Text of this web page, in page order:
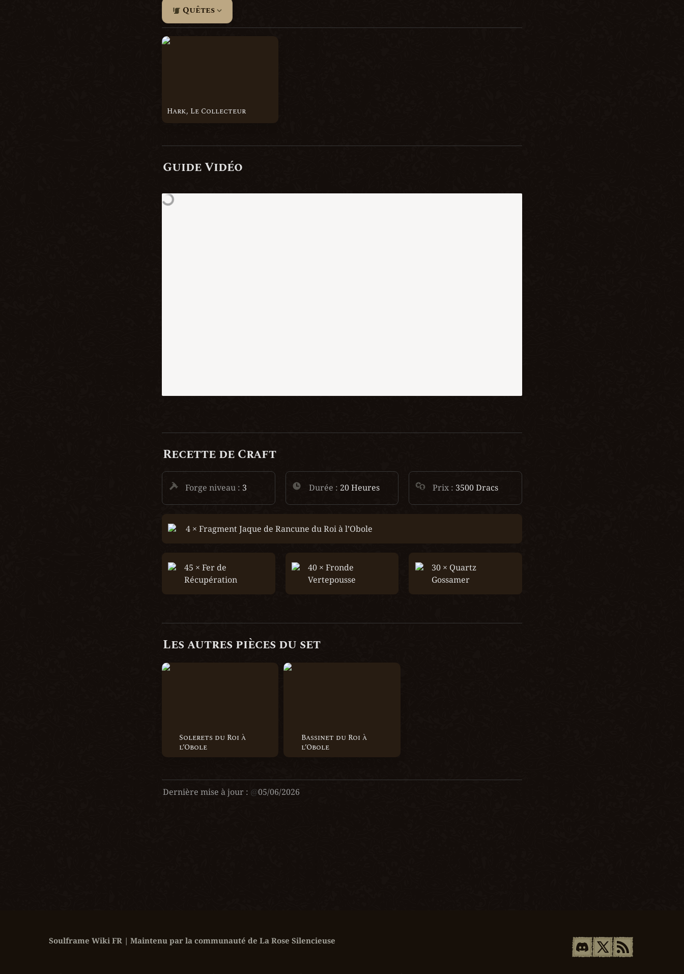
Quêtes
Hark, Le Collecteur
Hark, Le Collecteur
Guide Vidéo
Recette de Craft
Forge niveau : 3 Durée : 20 Heures Prix : 3500 Dracs
4 × Fragment Jaque de Rancune du Roi à l’Obole
45 × Fer de
Récupération
40 × Fronde
Vertepousse
30 × Quartz
Gossamer
Les autres pièces du set
Solerets du Roi à l’Obole
Solerets du Roi à
l’Obole
Bassinet du Roi à l’Obole
Bassinet du Roi à
l’Obole
Dernière mise à jour : @05/06/2026
Soulframe Wiki FR | Maintenu par la communauté de La Rose Silencieuse